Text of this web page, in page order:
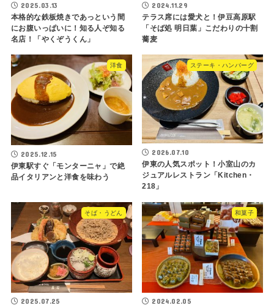
2025.03.13
本格的な鉄板焼きであっという間
にお腹いっぱいに！知る人ぞ知る
名店！「やくぞうくん」
2024.11.29
テラス席には愛犬と！伊豆高原駅
「そば処 明日葉」こだわりの十割
蕎麦
洋食
2025.12.15
伊東駅すぐ「モンターニャ」で絶
品イタリアンと洋食を味わう
ステーキ・ハンバーグ
2026.07.10
伊東の人気スポット！小室山のカ
ジュアルレストラン「Kitchen・
218」
そば・うどん
2025.07.25
和菓子
2024.02.05